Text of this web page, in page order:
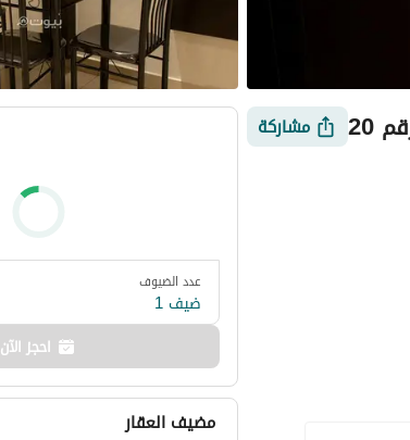
مشاركة
أمور يجب معرفتهاعدد الضيوف
ضيف 1
احجز الآن
مضيف العقار